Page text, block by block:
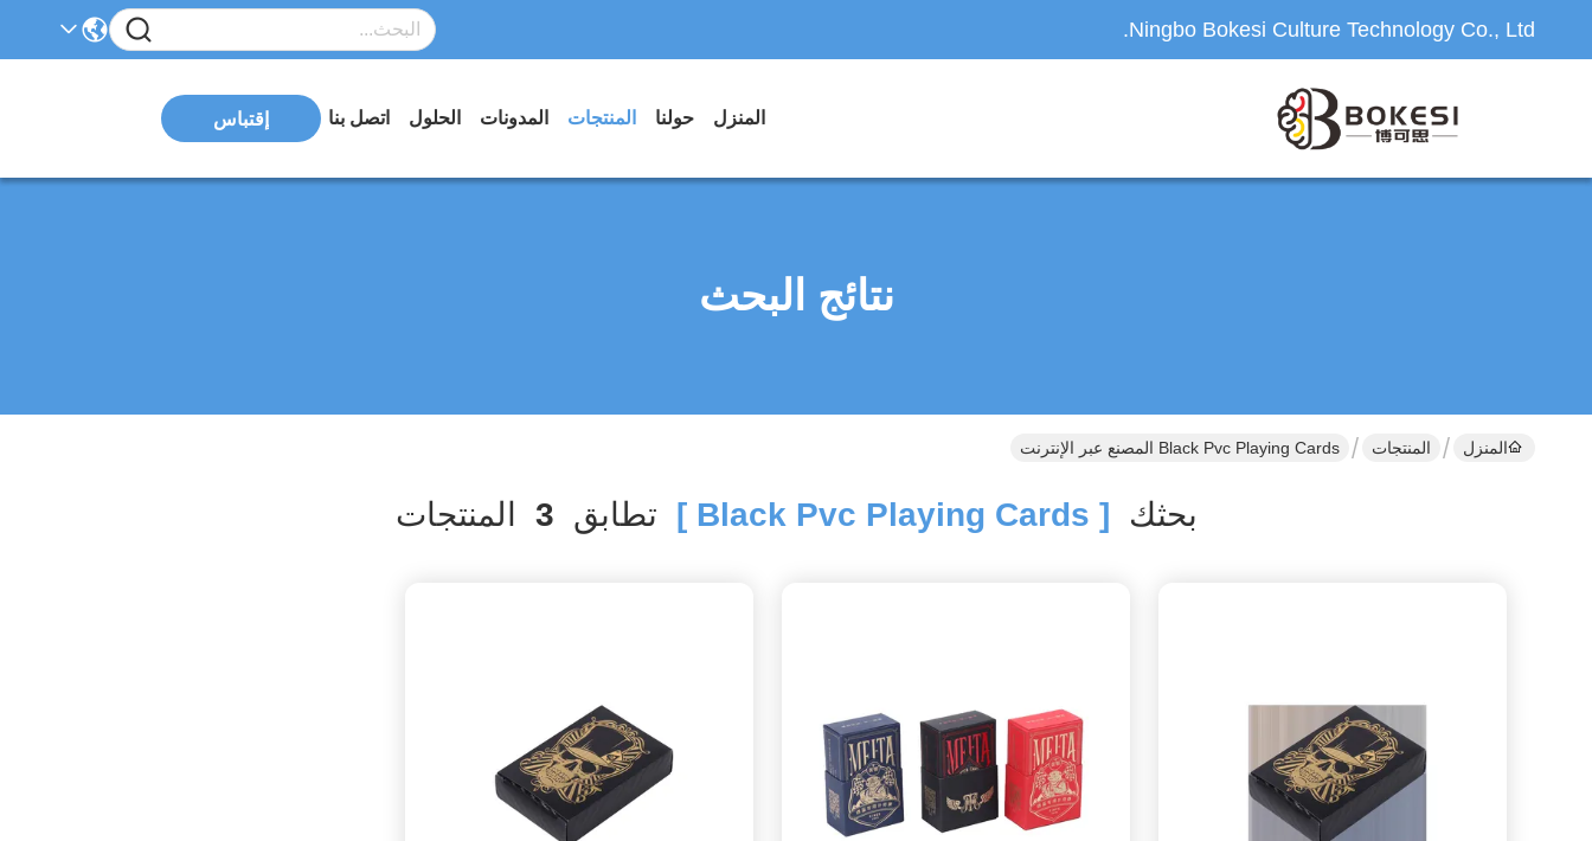
Ningbo Bokesi Culture Technology Co., Ltd.
المنزل حولنا المنتجات المدونات الحلول اتصل بنا إقتباس
نتائج البحث
المنزل المنتجات Black Pvc Playing Cards المصنع عبر الإنترنت
بحثك [ Black Pvc Playing Cards ] تطابق 3 المنتجات